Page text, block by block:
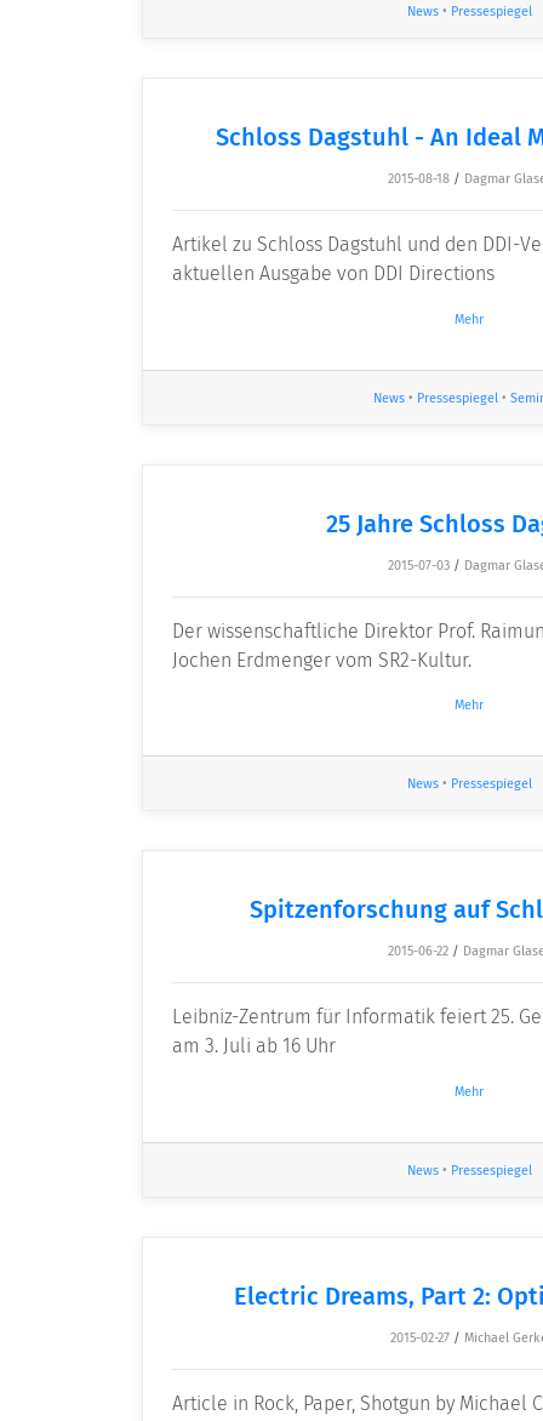
News• Pressespiegel
Schloss Dagstuhl - An Ideal
2015-08-18 / Dagmar
Artikel zu Schloss Dagstuhl und den DDI-
aktuellen Ausgabe von DDI Directions
Mehr
News• Pressespiegel•
25 Jahre Schloss
2015-07-03 / Dagmar
Der wissenschaftliche Direktor Prof.
Jochen Erdmenger vom SR2-Kultur.
Mehr
News• Pressespiegel
Spitzenforschung auf
2015-06-22 / Dagmar
Leibniz-Zentrum für Informatik feiert 25.
am 3. Juli ab 16 Uhr
Mehr
News• Pressespiegel
Electric Dreams, Part 2:
2015-02-27 / Michael
Article in Rock, Paper, Shotgun by Michael